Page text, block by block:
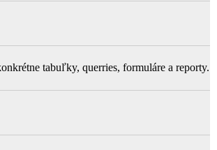
tabuľky, querries, formuláre a reporty.